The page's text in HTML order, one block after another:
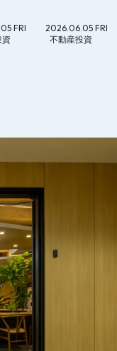
FRI
資
2026.06.05 FRI
不動産投資